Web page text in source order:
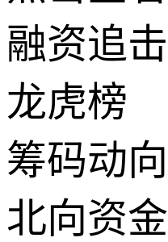
融资追击
龙虎榜
筹码动向
北向资金